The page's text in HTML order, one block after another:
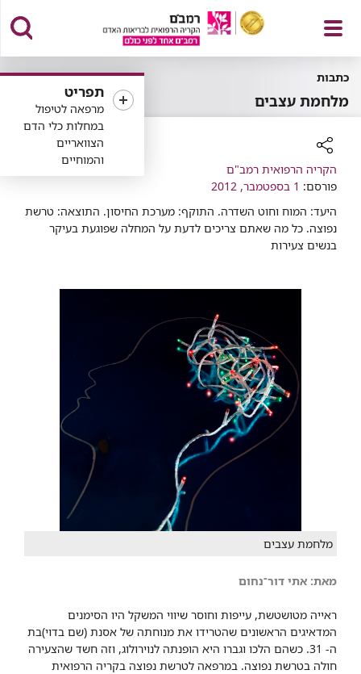
פתח
תפריט
תפריט
מרפאה לטיפול
במחלות כלי הדם
הצוואריים
והמוחיים
כתבות
מלחמת עצבים
רכיב
שיתוף
הקריה הרפואית רמב"ם
פורסם: 1 בספטמבר, 2012
היעד: המוח וחוט השדרה. התוקף: מערכת החיסון. התוצאה: טרשת
נפוצה. כל מה שאתם צריכים לדעת על המחלה שפוגעת בעיקר
בנשים צעירות
מלחמת עצבים
מאת: אתי דור־נחום
ראייה מטושטשת, עייפות וחוסר שיווי המשקל היו הסימנים
המדאיגים הראשונים שהטרידו את מנוחתה של אסנת (שם בדוי)בת
ה- 31. כשהם הלכו וגברו היא הופנתה לנוירולוג, וזה חשד שהצעירה
חולה בטרשת נפוצה. במרפאה לטרשת נפוצה בקריה הרפואית